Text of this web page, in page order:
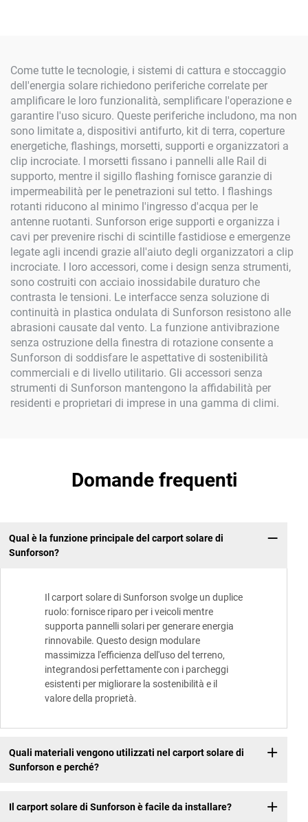
Come tutte le tecnologie, i sistemi di cattura e stoccaggio
dell'energia solare richiedono periferiche correlate per
amplificare le loro funzionalità, semplificare l'operazione e
garantire l'uso sicuro. Queste periferiche includono, ma non
sono limitate a, dispositivi antifurto, kit di terra, coperture
energetiche, flashings, morsetti, supporti e organizzatori a
clip incrociate. I morsetti fissano i pannelli alle Rail di
supporto, mentre il sigillo flashing fornisce garanzie di
impermeabilità per le penetrazioni sul tetto. I flashings
rotanti riducono al minimo l'ingresso d'acqua per le
antenne ruotanti. Sunforson erige supporti e organizza i
cavi per prevenire rischi di scintille fastidiose e emergenze
legate agli incendi grazie all'aiuto degli organizzatori a clip
incrociate. I loro accessori, come i design senza strumenti,
sono costruiti con acciaio inossidabile duraturo che
contrasta le tensioni. Le interfacce senza soluzione di
continuità in plastica ondulata di Sunforson resistono alle
abrasioni causate dal vento. La funzione antivibrazione
senza ostruzione della finestra di rotazione consente a
Sunforson di soddisfare le aspettative di sostenibilità
commerciali e di livello utilitario. Gli accessori senza
strumenti di Sunforson mantengono la affidabilità per
residenti e proprietari di imprese in una gamma di climi.
Domande frequenti
Qual è la funzione principale del carport solare di
Sunforson?
Il carport solare di Sunforson svolge un duplice
ruolo: fornisce riparo per i veicoli mentre
supporta pannelli solari per generare energia
rinnovabile. Questo design modulare
massimizza l'efficienza dell'uso del terreno,
integrandosi perfettamente con i parcheggi
esistenti per migliorare la sostenibilità e il
valore della proprietà.
Quali materiali vengono utilizzati nel carport solare di
Sunforson e perché?
Il carport solare di Sunforson è facile da installare?